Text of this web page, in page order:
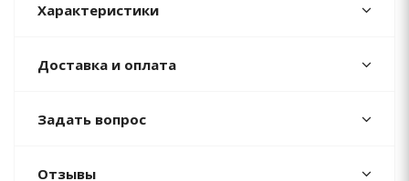
Характеристики
Доставка и оплата
Задать вопрос
Отзывы